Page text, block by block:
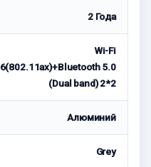
2 Годa
Wi-Fi
6(802.11ax)+Bluetooth 5.0
(Dual band) 2*2
Алюминий
Grey